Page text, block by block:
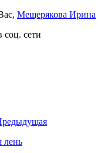
Мещерякова Ирина
соц. сети
лень